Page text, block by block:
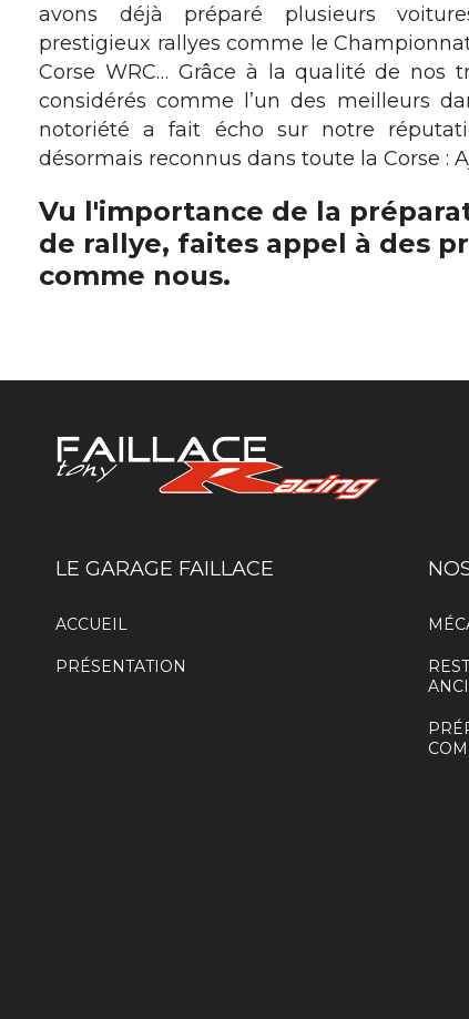
avons déjà préparé plusieurs
prestigieux rallyes comme le
Corse WRC… Grâce à la qualité de nos
considérés comme l’un des meilleurs
notoriété a fait écho sur notre
désormais reconnus dans toute la Corse :
Vu l'importance de la
de rallye, faites appel à des
comme nous.
LE GARAGE FAILLACE
ACCUEIL
PRÉSENTATION